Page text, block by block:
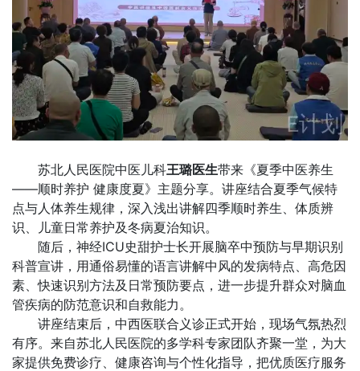
苏北人民医院中医儿科王璐医生带来《夏季中医养生
——顺时养护 健康度夏》主题分享。讲座结合夏季气候特
点与人体养生规律，深入浅出讲解四季顺时养生、体质辨
识、儿童日常养护及冬病夏治知识。
随后，神经ICU史甜护士长开展脑卒中预防与早期识别
科普宣讲，用通俗易懂的语言讲解中风的发病特点、高危因
素、快速识别方法及日常预防要点，进一步提升群众对脑血
管疾病的防范意识和自救能力。
讲座结束后，中西医联合义诊正式开始，现场气氛热烈
有序。来自苏北人民医院的多学科专家团队齐聚一堂，为大
家提供免费诊疗、健康咨询与个性化指导，把优质医疗服务